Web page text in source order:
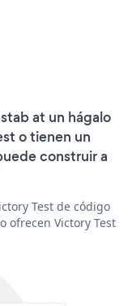
at un hágalo
o tienen un
construir a
Test de código
ofrecen Victory Test